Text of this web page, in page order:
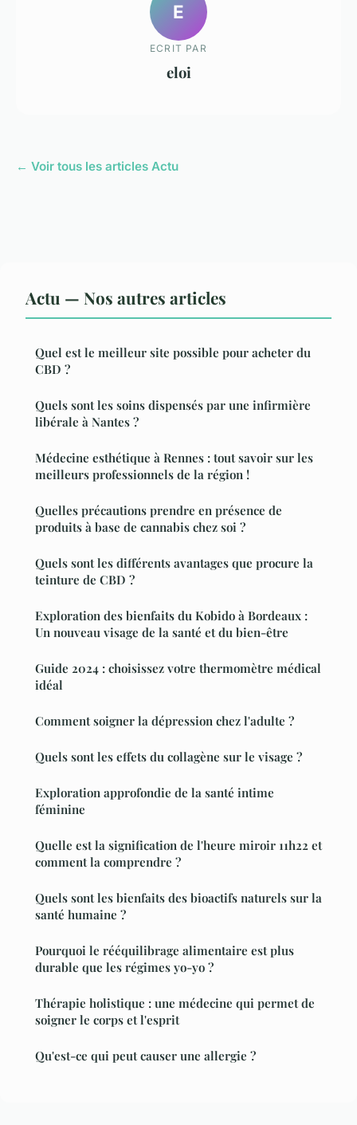
E
ECRIT PAR
eloi
← Voir tous les articles Actu
Actu — Nos autres articles
Quel est le meilleur site possible pour acheter du
CBD ?
Quels sont les soins dispensés par une infirmière
libérale à Nantes ?
Médecine esthétique à Rennes : tout savoir sur les
meilleurs professionnels de la région !
Quelles précautions prendre en présence de
produits à base de cannabis chez soi ?
Quels sont les différents avantages que procure la
teinture de CBD ?
Exploration des bienfaits du Kobido à Bordeaux :
Un nouveau visage de la santé et du bien-être
Guide 2024 : choisissez votre thermomètre médical
idéal
Comment soigner la dépression chez l'adulte ?
Quels sont les effets du collagène sur le visage ?
Exploration approfondie de la santé intime
féminine
Quelle est la signification de l'heure miroir 11h22 et
comment la comprendre ?
Quels sont les bienfaits des bioactifs naturels sur la
santé humaine ?
Pourquoi le rééquilibrage alimentaire est plus
durable que les régimes yo-yo ?
Thérapie holistique : une médecine qui permet de
soigner le corps et l'esprit
Qu'est-ce qui peut causer une allergie ?